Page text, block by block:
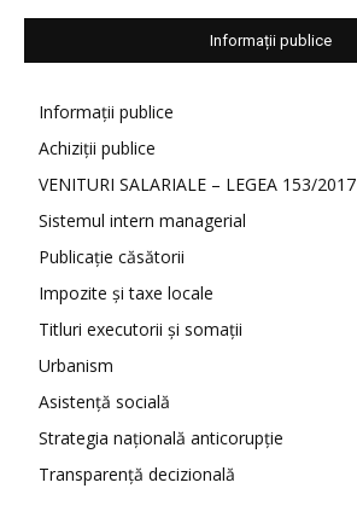
Informații publice
Informații publice
Achiziții publice
VENITURI SALARIALE – LEGEA 153/2017
Sistemul intern managerial
Publicație căsătorii
Impozite și taxe locale
Titluri executorii și somații
Urbanism
Asistență socială
Strategia națională anticorupție
Transparență decizională